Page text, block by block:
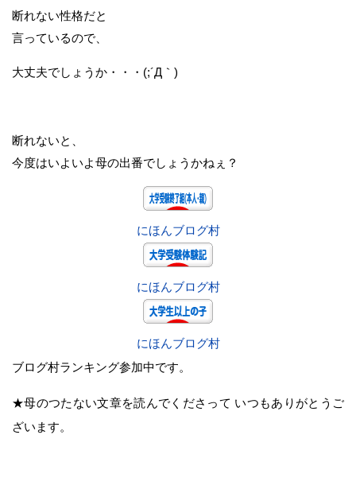
断れない性格だと
言っているので、
大丈夫でしょうか・・・(;´Д｀)
断れないと、
今度はいよいよ母の出番でしょうかねぇ？
にほんブログ村
にほんブログ村
にほんブログ村
ブログ村ランキング参加中です。
★母のつたない文章を読んでくださって いつもありがとうご
ざいます。